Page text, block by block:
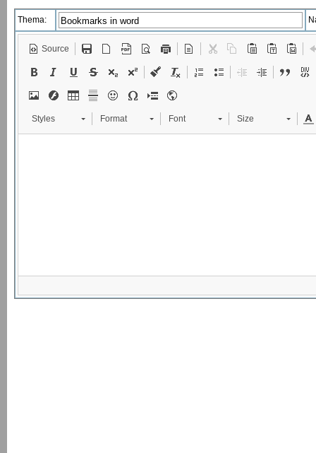
Thema:
Source
Styles Format Font Size